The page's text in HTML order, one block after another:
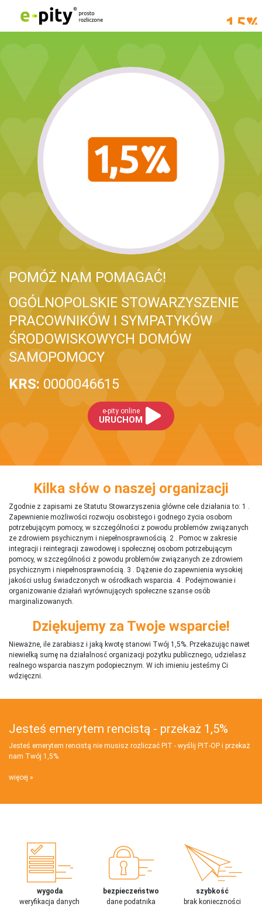
POMÓŻ NAM POMAGAĆ!
OGÓLNOPOLSKIE STOWARZYSZENIE
PRACOWNIKÓW I SYMPATYKÓW
ŚRODOWISKOWYCH DOMÓW
SAMOPOMOCY
KRS: 0000046615
e-pity online
URUCHOM
Kilka słów o naszej organizacji
Zgodnie z zapisami ze Statutu Stowarzyszenia główne cele działania to: 1 .
Zapewnienie możliwości rozwoju osobistego i godnego życia osobom
potrzebującym pomocy, w szczególności z powodu problemów związanych
ze zdrowiem psychicznym i niepełnosprawnością. 2 . Pomoc w zakresie
integracji i reintegracji zawodowej i społecznej osobom potrzebującym
pomocy, w szczególności z powodu problemów związanych ze zdrowiem
psychicznym i niepełnosprawnością. 3 . Dążenie do zapewnienia wysokiej
jakości usług świadczonych w ośrodkach wsparcia. 4 . Podejmowanie i
organizowanie działań wyrównujących społeczne szanse osób
marginalizowanych.
Dziękujemy za Twoje wsparcie!
Nieważne, ile zarabiasz i jaką kwotę stanowi Twój 1,5%. Przekazując nawet
niewielką sumę na działalnosć organizacji pożytku publicznego, udzielasz
realnego wsparcia naszym podopiecznym. W ich imieniu jesteśmy Ci
wdzięczni.
Jesteś emerytem rencistą - przekaż 1,5%
Jesteś emerytem rencistą nie musisz rozliczać PIT - wyślij PIT‑OP i przekaż
nam Twój 1,5%
więcej
wygoda
weryfikacja danych
bezpieczeństwo
dane podatnika
szybkość
brak konieczności